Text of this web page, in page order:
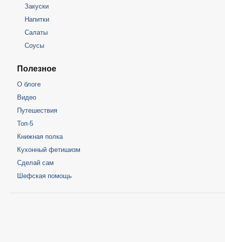
Закуски
Напитки
Салаты
Соусы
Полезное
О блоге
Видео
Путешествия
Топ-5
Книжная полка
Кухонный фетишизм
Сделай сам
Шефская помощь